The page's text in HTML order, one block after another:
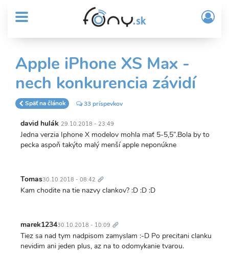
obsah
MENU
Sub
Header
menu
User
account
menu
/
Apple iPhone XS Max -
nech konkurencia závidí
Späť na článok 33 príspevkov
david hulák 29.10.2018 - 23:49
Jedna verzia Iphone X modelov mohla mať 5-5,5”.Bola by to
pecka aspoň takýto malý menší apple neponúkne
Tomas30.10.2018 - 08:42 odkaz
Kam chodite na tie nazvy clankov? :D :D :D
marek123430.10.2018 - 10:09 odkaz
Tiez sa nad tym nadpisom zamyslam :-D Po precitani clanku
nevidim ani jeden plus, az na to odomykanie tvarou.